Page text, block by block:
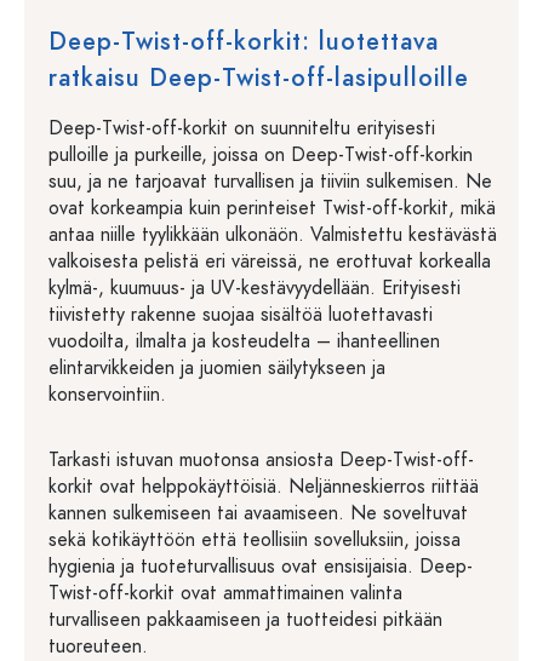
Deep-Twist-off-korkit: luotettava
ratkaisu Deep-Twist-off-lasipulloille
Deep-Twist-off-korkit on suunniteltu erityisesti
pulloille ja purkeille, joissa on Deep-Twist-off-korkin
suu, ja ne tarjoavat turvallisen ja tiiviin sulkemisen. Ne
ovat korkeampia kuin perinteiset Twist-off-korkit, mikä
antaa niille tyylikkään ulkonäön. Valmistettu kestävästä
valkoisesta pelistä eri väreissä, ne erottuvat korkealla
kylmä-, kuumuus- ja UV-kestävyydellään. Erityisesti
tiivistetty rakenne suojaa sisältöä luotettavasti
vuodoilta, ilmalta ja kosteudelta – ihanteellinen
elintarvikkeiden ja juomien säilytykseen ja
konservointiin.
Tarkasti istuvan muotonsa ansiosta Deep-Twist-off-
korkit ovat helppokäyttöisiä. Neljänneskierros riittää
kannen sulkemiseen tai avaamiseen. Ne soveltuvat
sekä kotikäyttöön että teollisiin sovelluksiin, joissa
hygienia ja tuoteturvallisuus ovat ensisijaisia. Deep-
Twist-off-korkit ovat ammattimainen valinta
turvalliseen pakkaamiseen ja tuotteidesi pitkään
tuoreuteen.